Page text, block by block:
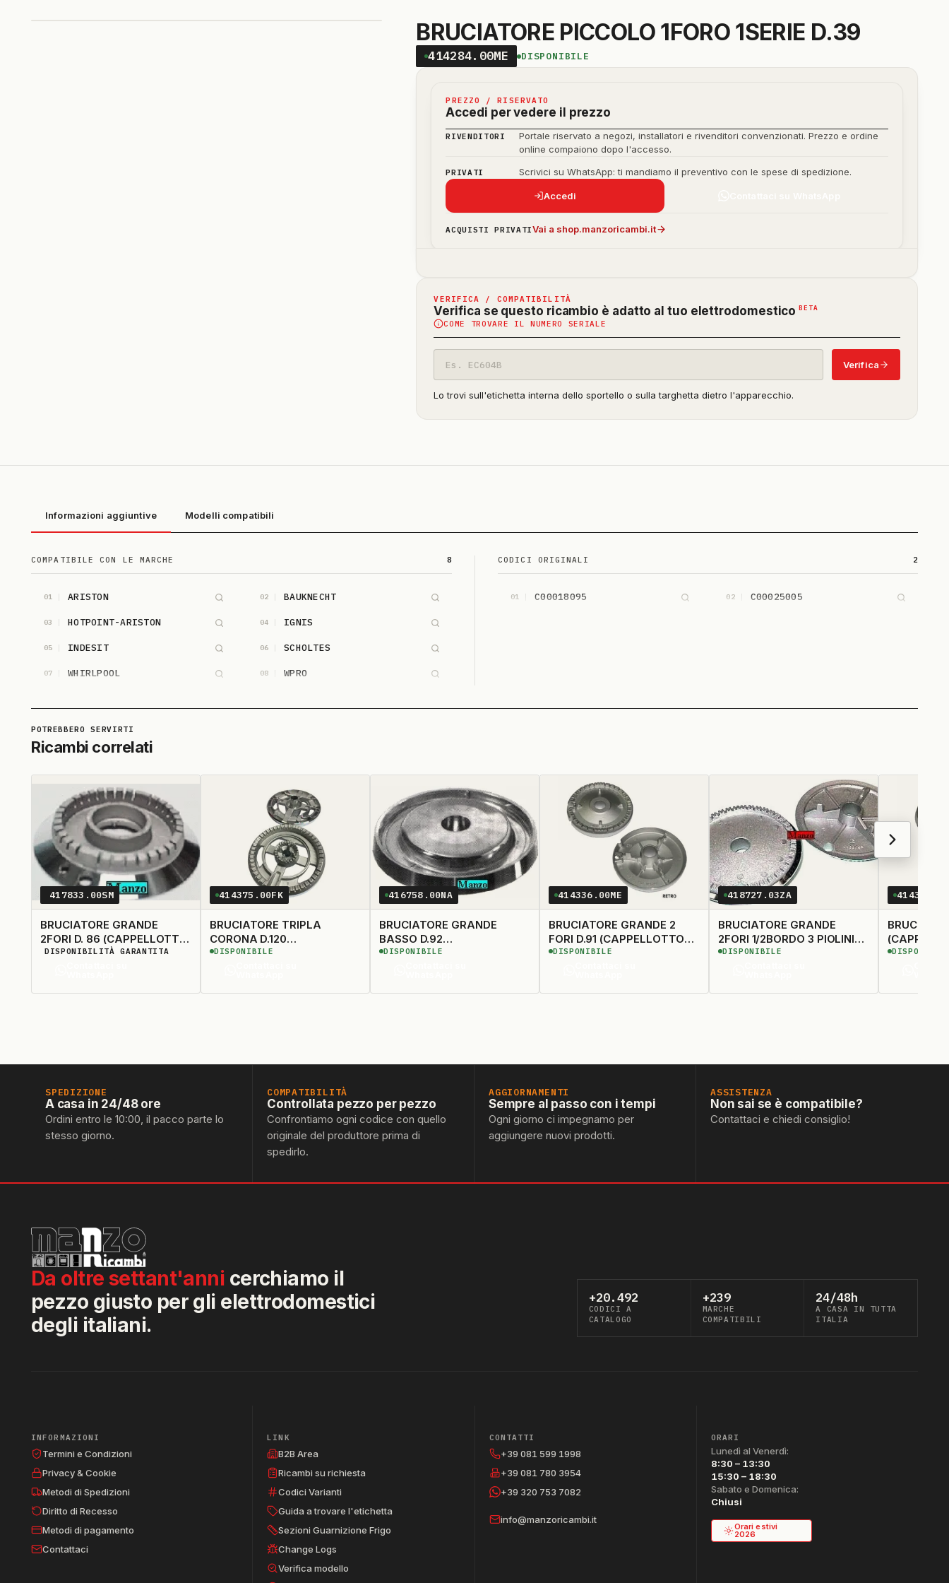
BRUCIATORE PICCOLO 1FORO 1SERIE D.39
414284.00ME DISPONIBILE
PREZZO / RISERVATO
Accedi per vedere il prezzo
RIVENDITORI
Portale riservato a negozi, installatori e rivenditori convenzionati. Prezzo e ordine
online compaiono dopo l'accesso.
PRIVATI Scrivici su WhatsApp: ti mandiamo il preventivo con le spese di spedizione.
Accedi
ACQUISTI PRIVATIVai a shop.manzoricambi.it
VERIFICA / COMPATIBILITÀ
Verifica se questo ricambio è adatto al tuo elettrodomestico BETA
beta)
COME TROVARE IL NUMERO SERIALE
modello
Verifica
Lo trovi sull'etichetta interna dello sportello o sulla targhetta dietro l'apparecchio.
Informazioni aggiuntive Modelli compatibili
COMPATIBILE CON LE MARCHE 8
01 ARISTON 02 BAUKNECHT
03 HOTPOINT-ARISTON 04 IGNIS
05 INDESIT 06 SCHOLTES
07 WHIRLPOOL 08 WPRO
CODICI ORIGINALI 2
01 C00018095 02 C00025005
Ricambi correlati
417833.00SM
BRUCIATORE GRANDE
2FORI D. 86 (CAPPELLOTTO
407819) ORIGINALE
DISPONIBILITÀ GARANTITA
414375.00FK
BRUCIATORE TRIPLA
CORONA D.120
(CAPPELLOTTO 401590)
DISPONIBILE
416758.00NA
BRUCIATORE GRANDE
BASSO D.92
(SPARTIFIAMMA 408000)
DISPONIBILE
414336.00ME
BRUCIATORE GRANDE 2
FORI D.91 (CAPPELLOTTO
400587)
DISPONIBILE
418727.03ZA
BRUCIATORE GRANDE
2FORI 1/2BORDO 3 PIOLINI
D.93 (CAPPELLOTTO
DISPONIBILE
SPEDIZIONE
A casa in 24/48 ore
Ordini entro le 10:00, il pacco parte lo
stesso giorno.
COMPATIBILITÀ
Controllata pezzo per pezzo
Confrontiamo ogni codice con quello
originale del produttore prima di
spedirlo.
AGGIORNAMENTI
Sempre al passo con i tempi
Ogni giorno ci impegnamo per
aggiungere nuovi prodotti.
ASSISTENZA
Non sai se è compatibile?
Contattaci e chiedi consiglio!
Da oltre settant'anni cerchiamo il
pezzo giusto per gli elettrodomestici
degli italiani.
+20.492
CODICI A
CATALOGO
+239
MARCHE
COMPATIBILI
24/48h
A CASA IN TUTTA
ITALIA
INFORMAZIONI
Termini e Condizioni
Privacy & Cookie
Metodi di Spedizioni
Diritto di Recesso
Metodi di pagamento
Contattaci
LINK
B2B Area
Ricambi su richiesta
Codici Varianti
Guida a trovare l'etichetta
Sezioni Guarnizione Frigo
Change Logs
Verifica modello
CONTATTI
+39 081 599 1998
+39 081 780 3954
+39 320 753 7082
info@manzoricambi.it
ORARI
Lunedì al Venerdì:
8:30 – 13:30
15:30 – 18:30
Sabato e Domenica:
Chiusi
Orari estivi
2026